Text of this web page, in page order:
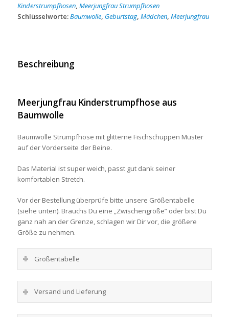
Kinderstrumpfhosen, Meerjungfrau Strumpfhosen
Schlüsselworte:Baumwolle, Geburtstag, Mädchen, Meerjungfrau
Beschreibung
Meerjungfrau Kinderstrumpfhose aus
Baumwolle
Baumwolle Strumpfhose mit glitterne Fischschuppen Muster
auf der Vorderseite der Beine.
Das Material ist super weich, passt gut dank seiner
komfortablen Stretch.
Vor der Bestellung überprüfe bitte unsere Größentabelle
(siehe unten). Brauchs Du eine „Zwischengröße” oder bist Du
ganz nah an der Grenze, schlagen wir Dir vor, die größere
Größe zu nehmen.
Größentabelle
Versand und Lieferung